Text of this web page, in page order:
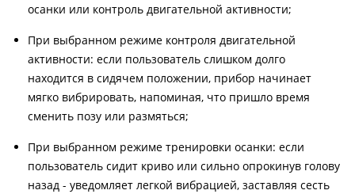
осанки или контроль двигательной активности;
При выбранном режиме контроля двигательной
активности: если пользователь слишком долго
находится в сидячем положении, прибор начинает
мягко вибрировать, напоминая, что пришло время
сменить позу или размяться;
При выбранном режиме тренировки осанки: если
пользователь сидит криво или сильно опрокинув голову
назад - уведомляет легкой вибрацией, заставляя сесть